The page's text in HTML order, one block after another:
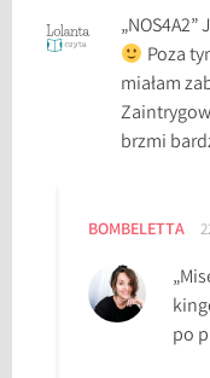
Poza
miałam
brzmi
BOMBELETTA
po